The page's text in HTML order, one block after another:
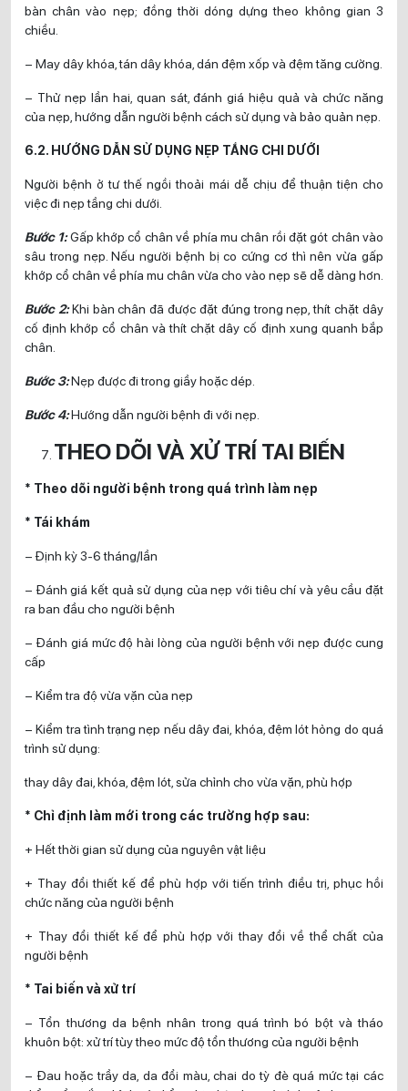
bàn chân vào nẹp; đồng thời dóng dựng theo không gian 3
chiều.
– May dây khóa, tán dây khóa, dán đệm xốp và đệm tăng cường.
– Thử nẹp lần hai, quan sát, đánh giá hiệu quả và chức năng
của nẹp, hướng dẫn người bệnh cách sử dụng và bảo quản nẹp.
6.2. HƯỚNG DẪN SỬ DỤNG NẸP TẦNG CHI DƯỚI
Người bệnh ở tư thế ngồi thoải mái dễ chịu để thuận tiện cho
việc đi nẹp tầng chi dưới.
Bước 1:Gấp khớp cổ chân về phía mu chân rồi đặt gót chân vào
sâu trong nẹp. Nếu người bệnh bị co cứng cơ thì nên vừa gấp
khớp cổ chân về phía mu chân vừa cho vào nẹp sẽ dễ dàng hơn.
Bước 2: Khi bàn chân đã được đặt đúng trong nẹp, thít chặt dây
cố định khớp cổ chân và thít chặt dây cố định xung quanh bắp
chân.
Bước 3:Nẹp được đi trong giầy hoặc dép.
Bước 4:Hướng dẫn người bệnh đi với nẹp.
THEO DÕI VÀ XỬ TRÍ TAI BIẾN
* Theo dõi người bệnh trong quá trình làm nẹp
* Tái khám
– Định kỳ 3-6 tháng/lần
– Đánh giá kết quả sử dụng của nẹp với tiêu chí và yêu cầu đặt
ra ban đầu cho người bệnh
– Đánh giá mức độ hài lòng của người bệnh với nẹp được cung
cấp
– Kiểm tra độ vừa vặn của nẹp
– Kiểm tra tình trạng nẹp nếu dây đai, khóa, đệm lót hỏng do quá
trình sử dụng:
thay dây đai, khóa, đệm lót, sửa chỉnh cho vừa vặn, phù hợp
* Chỉ định làm mới trong các trường hợp sau:
+ Hết thời gian sử dụng của nguyên vật liệu
+ Thay đổi thiết kế để phù hợp với tiến trình điều trị, phục hồi
chức năng của người bệnh
+ Thay đổi thiết kế để phù hợp với thay đổi về thể chất của
người bệnh
* Tai biến và xử trí
– Tổn thương da bệnh nhân trong quá trình bó bột và tháo
khuôn bột: xử trí tùy theo mức độ tổn thương của người bệnh
– Đau hoặc trầy da, da đổi màu, chai do tỳ đè quá mức tại các